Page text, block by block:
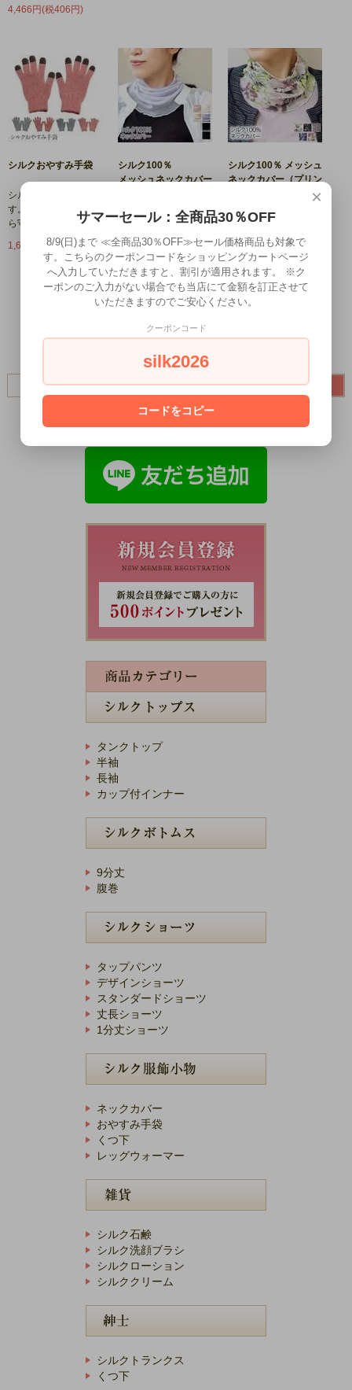
4,466円(税406円)
シルクおやすみ手袋
シルクおやすみ手袋で
す。手を優しく乾燥か
ら守ります。
1,650円(税150円)
シルク100％
メッシュネックカバー
シルク100％ネックカ
バー メッシュ地で快
適な着け心地です。
1,320円(税120円)
シルク100％ メッシュ
ネックカバー（プリン
シルク100％プリント
ネックカバー メッシ
ュ地で快適な着け心地
です。
1,320円(税120円)
タンクトップ
半袖
長袖
カップ付インナー
9分丈
腹巻
タップパンツ
デザインショーツ
スタンダードショーツ
丈長ショーツ
1分丈ショーツ
ネックカバー
おやすみ手袋
くつ下
レッグウォーマー
シルク石鹸
シルク洗顔ブラシ
シルクローション
シルククリーム
シルクトランクス
くつ下
×
サマーセール：全商品30％OFF
8/9(日)まで ≪全商品30％OFF≫セール価格商品も対象で
す。こちらのクーポンコードをショッピングカートページ
へ入力していただきますと、割引が適用されます。 ※ク
ーポンのご入力がない場合でも当店にて金額を訂正させて
いただきますのでご安心ください。
クーポンコード
silk2026
コードをコピー